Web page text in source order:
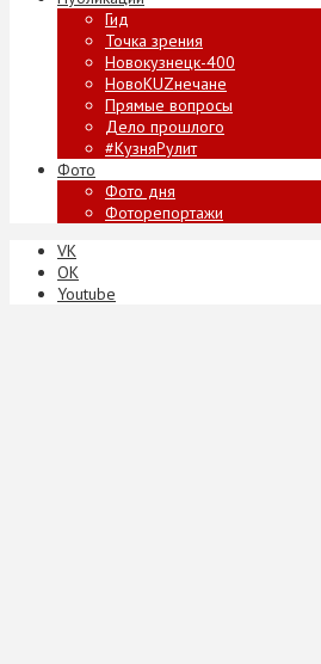
Гид
Точка зрения
Новокузнецк-400
НовоKUZнечане
Прямые вопросы
Дело прошлого
#КузняРулит
Фото
Фото дня
Фоторепортажи
VK
ОК
Youtube